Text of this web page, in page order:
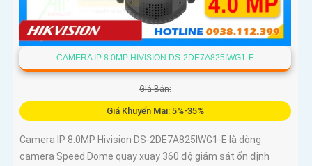
CAMERA IP 8.0MP HIVISION DS-2DE7A825IWG1-E
Giá Bán:
Giá Khuyến Mại: 5%-35%
Camera IP 8.0MP Hivision DS-2DE7A825IWG1-E là dòng
camera Speed Dome quay xuay 360 độ giám sát ổn định